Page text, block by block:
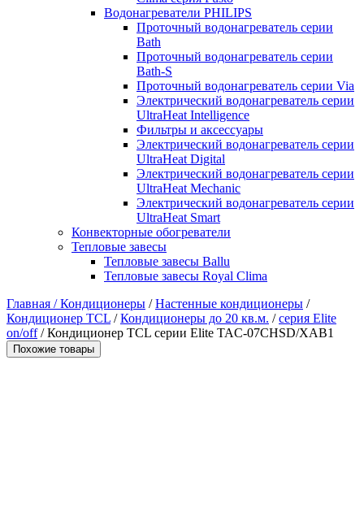
Водонагреватели PHILIPS
Проточный водонагреватель серии
Bath
Проточный водонагреватель серии
Bath-S
Проточный водонагреватель серии Via
Электрический водонагреватель серии
UltraHeat Intelligence
Фильтры и аксессуары
Электрический водонагреватель серии
UltraHeat Digital
Электрический водонагреватель серии
UltraHeat Mechanic
Электрический водонагреватель серии
UltraHeat Smart
Конвекторные обогреватели
Тепловые завесы
Тепловые завесы Ballu
Тепловые завесы Royal Clima
Главная /Кондиционеры /Настенные кондиционеры /
Кондиционер TCL /Кондиционеры до 20 кв.м. /серия Elite
on/off/ Кондиционер TCL серии Elite TAC-07CHSD/XAB1
Похожие товары